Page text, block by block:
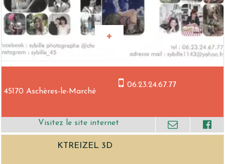
45170 Aschères-le-Marché
06.23.24.67.77
KTREIZEL 3D